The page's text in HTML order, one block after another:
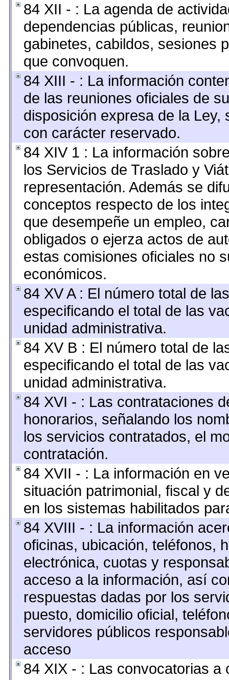
84 XII - : La agenda de
dependencias públicas,
gabinetes, cabildos, sesiones
que convoquen.
84 XIII - : La información
de las reuniones oficiales de
disposición expresa de la
con carácter reservado.
84 XIV 1 : La información
los Servicios de Traslado y
representación. Además se
conceptos respecto de los
que desempeñe un empleo,
obligados o ejerza actos de
estas comisiones oficiales no
económicos.
84 XV A : El número total de
especificando el total de las
unidad administrativa.
84 XV B : El número total de
especificando el total de las
unidad administrativa.
84 XVI - : Las contrataciones
honorarios, señalando los
los servicios contratados, el
contratación.
84 XVII - : La información en
situación patrimonial, fiscal y
en los sistemas habilitados
84 XVIII - : La información
oficinas, ubicación, teléfonos,
electrónica, cuotas y
acceso a la información, así
respuestas dadas por los
puesto, domicilio oficial,
servidores públicos
acceso
84 XIX - : Las convocatorias